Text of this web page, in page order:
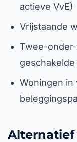
actieve VvE)
Vrijstaande
Twee-
Woningen in
Alternatief